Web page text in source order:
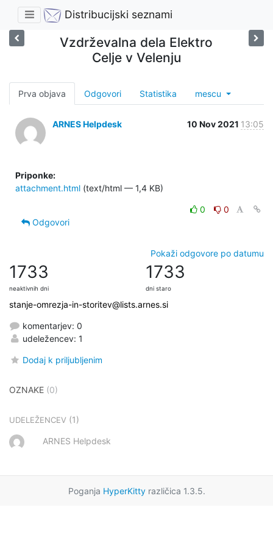
Distribucijski seznami
Vzdrževalna dela Elektro
Celje v Velenju
Prva objava Odgovori Statistika mescu
ARNES Helpdesk 10 Nov 2021 13:05
Priponke:
attachment.html (text/html — 1,4 KB)
0
0
Odgovori
Pokaži odgovore po datumu
1733
neaktivnih dni
1733
dni staro
stanje-omrezja-in-storitev@lists.arnes.si
komentarjev: 0
udeležencev: 1
Dodaj k priljubljenim
OZNAKE (0)
UDELEŽENCEV (1)
ARNES Helpdesk
Poganja HyperKittyrazličica 1.3.5.